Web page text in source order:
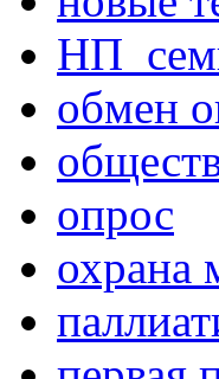
обмен
опрос
охрана